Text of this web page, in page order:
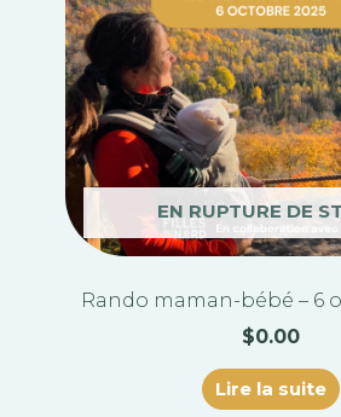
EN RUPTURE DE
Rando maman-bébé – 6
$0.00
Lire la suite